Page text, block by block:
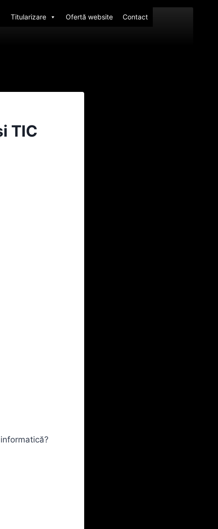
Titularizare Ofertă website Contact
TIC